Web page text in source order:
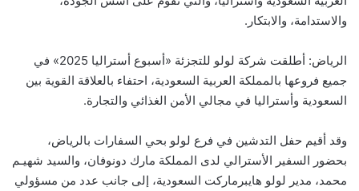
والاستدامة، والابتكار.
الرياض: أطلقت شركة لولو للتجزئة «أسبوع أستراليا 2025» في
جميع فروعها بالمملكة العربية السعودية، احتفاء بالعلاقة القوية بين
السعودية وأستراليا في مجالي الأمن الغذائي والتجارة.
وقد أقيم حفل التدشين في فرع لولو بحي السفارات بالرياض،
بحضور السفير الأسترالي لدى المملكة مارك دونوفان، والسيد شهيـم
محمد، مدير لولو هايبرماركت السعودية، إلى جانب عدد من مسؤولي